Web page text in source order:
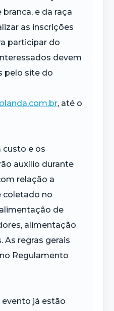
e da raça
as inscrições
participar do
devem
pelo site do
, até o
custo e os
auxílio durante
relação a
coletado no
de
alimentação
As regras gerais
Regulamento
evento já estão